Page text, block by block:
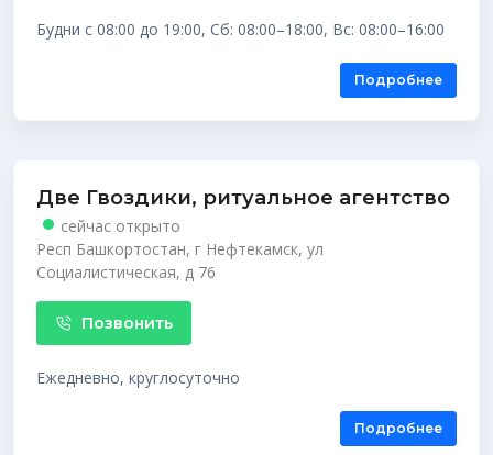
Будни с 08:00 до 19:00, Сб: 08:00–18:00, Вс: 08:00–16:00
Подробнее
Две Гвоздики, ритуальное агентство
сейчас открыто
Респ Башкортостан, г Нефтекамск, ул
Социалистическая, д 76
Позвонить
Ежедневно, круглосуточно
Подробнее